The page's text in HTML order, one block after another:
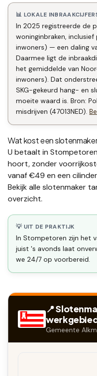
📊 LOKALE
In 2025 registreerde de
woninginbraken,
inwoners) — een daling
Daarmee ligt de
het gemiddelde van
inwoners). Dat
SKG-gekeurd hang- en
moeite waard is. Bron:
misdrijven (47013NED).
Wat kost een
U betaalt in Stompetoren
hoort, zonder
vanaf €49 en een
Bekijk alle slotenmaker
overzicht.
💡 UIT DE PRAKTIJK
In Stompetoren zijn het
juist 's avonds laat
we 24/7 op voorbereid.
📍
Gemeente